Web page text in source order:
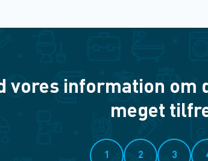
vores information om
meget
1 2 3